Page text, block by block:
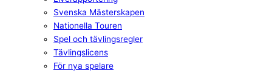
Svenska Mästerskapen
Nationella Touren
Spel och tävlingsregler
Tävlingslicens
För nya spelare